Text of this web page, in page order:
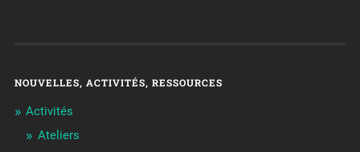
NOUVELLES, ACTIVITÉS, RESSOURCES
Activités
Ateliers